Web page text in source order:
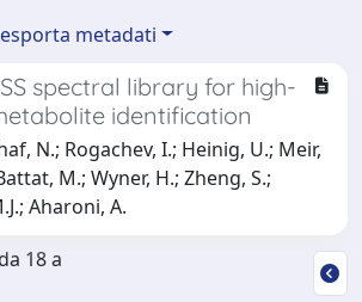
esporta metadati
spectral library for high-
identification
N.; Rogachev, I.; Heinig, U.; Meir,
M.; Wyner, H.; Zheng, S.;
Aharoni, A.
18 a